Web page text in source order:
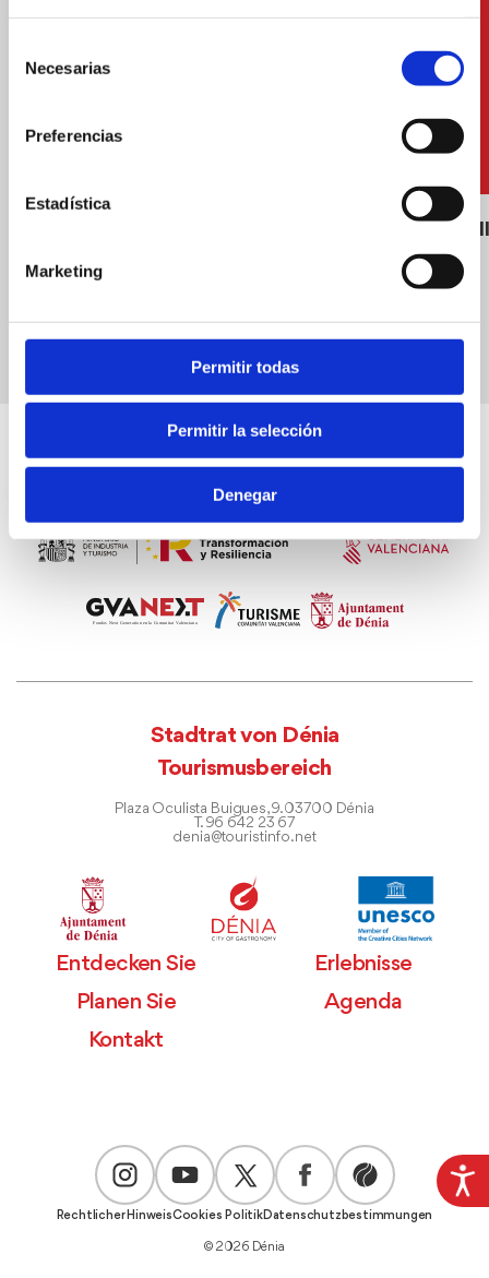
Necesarias
Preferencias
Estadística
Marketing
Permitir todas
Permitir la selección
Denegar
Stadtrat von Dénia
Tourismusbereich
Plaza Oculista Buigues, 9. 03700 Dénia
T. 96 642 23 67
denia@touristinfo.net
Entdecken Sie
Erlebnisse
Planen Sie
Agenda
Kontakt
Rechtlicher HinweisCookies PolitikDatenschutzbestimmungen
© 2026 Dénia